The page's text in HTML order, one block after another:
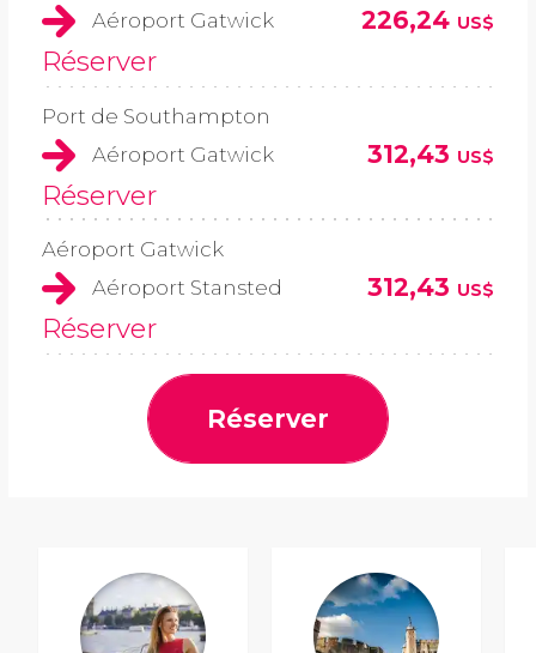
Aéroport Gatwick
226,24 US$
Réserver
Port de Southampton
Aéroport Gatwick
312,43 US$
Réserver
Aéroport Gatwick
Aéroport Stansted
312,43 US$
Réserver
Réserver